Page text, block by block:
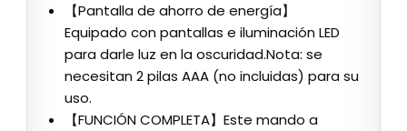
【Pantalla de ahorro de energía】
Equipado con pantallas e iluminación LED
para darle luz en la oscuridad.Nota: se
necesitan 2 pilas AAA (no incluidas) para su
uso.
【FUNCIÓN COMPLETA】Este mando a